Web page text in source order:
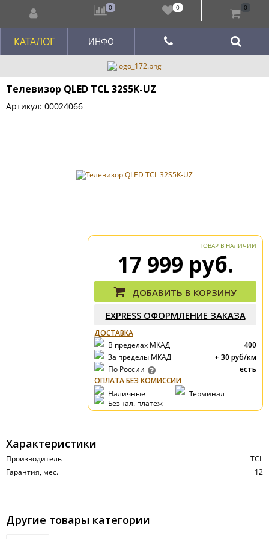
КАТАЛОГ ИНФО
Телевизор QLED TCL 32S5K-UZ
Артикул: 00024066
ТОВАР В НАЛИЧИИ
17 999 руб.
ДОБАВИТЬ В КОРЗИНУ
EXPRESS OФОРМЛЕНИЕ ЗАКАЗА
ДОСТАВКА
В пределах МКАД
400
За пределы МКАД
+ 30 руб/км
По России
есть
ОПЛАТА БЕЗ КОМИССИИ
Наличные
Терминал
Безнал. платеж
Характеристики
Производитель
TCL
Гарантия, мес.
12
Другие товары категории
0 0 0